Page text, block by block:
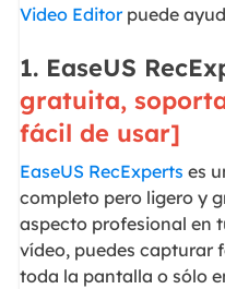
Video Editorpuede
1. EaseUS
gratuita,
fácil de usar]
EaseUS RecExperts es
completo pero ligero y
aspecto profesional en
vídeo, puedes capturar
toda la pantalla o sólo